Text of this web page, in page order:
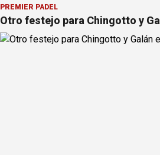
PREMIER PÁDEL
Otro festejo para Chingotto y